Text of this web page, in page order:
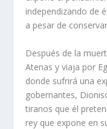
independizando de
a pesar de
Después de la
Atenas y viaja por
donde sufrirá una
gobernantes,
tiranos que él
rey que expone en